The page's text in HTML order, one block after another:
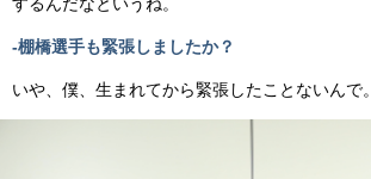
-棚橋選手も緊張しましたか？
いや、僕、生まれてから緊張したことないんで。